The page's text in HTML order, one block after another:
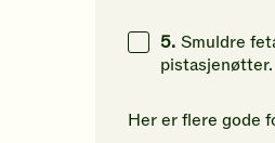
5. Smuldre
pistasjenøtter.
Her er flere gode